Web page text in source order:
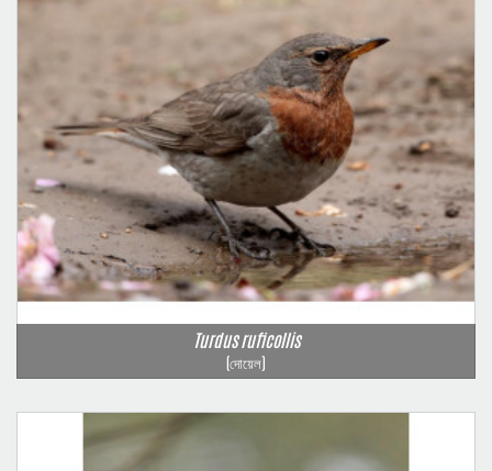
Turdus ruficollis
(দোয়েল)